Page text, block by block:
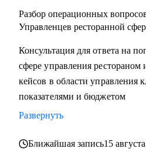
Разбор операционных
Управленцев ресторанной
Консультация для ответа на
сфере управления рестораном
кейсов в области управления
показателями и бюджетом
Развернуть
Ближайшая запись15